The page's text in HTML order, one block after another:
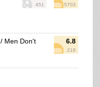
451 5703
6.8
218
/ Men Don't